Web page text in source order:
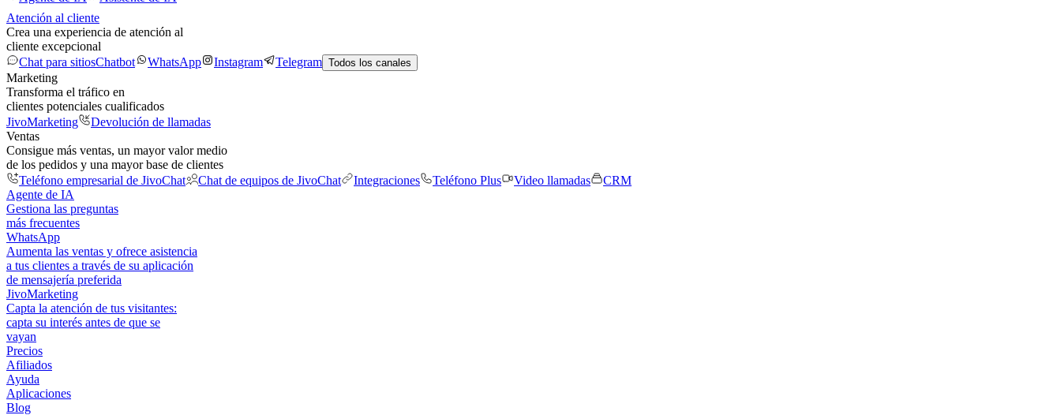
Atención al cliente
Crea una experiencia de atención al
cliente excepcional
Chat para sitiosChatbot WhatsApp Instagram Telegram Todos los canales
Marketing
Transforma el tráfico en
clientes potenciales cualificados
JivoMarketing
Devolución de llamadas
Ventas
Consigue más ventas, un mayor valor medio
de los pedidos y una mayor base de clientes
Teléfono empresarial de JivoChat
Chat de equipos de JivoChat Integraciones Teléfono Plus Video llamadas
CRM
Agente de IA
Gestiona las preguntas
más frecuentes
WhatsApp
Aumenta las ventas y ofrece asistencia
a tus clientes a través de su aplicación
de mensajería preferida
JivoMarketing
Capta la atención de tus visitantes:
capta su interés antes de que se
vayan
Precios
Afiliados
Ayuda
Aplicaciones
Blog